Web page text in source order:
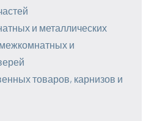
и металлических
и
товаров, карнизов и